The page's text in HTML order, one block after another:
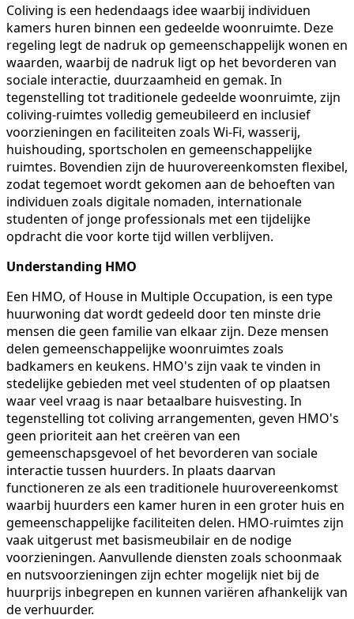
Coliving is een hedendaags idee waarbij individuen
kamers huren binnen een gedeelde woonruimte. Deze
regeling legt de nadruk op gemeenschappelijk wonen en
waarden, waarbij de nadruk ligt op het bevorderen van
sociale interactie, duurzaamheid en gemak. In
tegenstelling tot traditionele gedeelde woonruimte, zijn
coliving-ruimtes volledig gemeubileerd en inclusief
voorzieningen en faciliteiten zoals Wi-Fi, wasserij,
huishouding, sportscholen en gemeenschappelijke
ruimtes. Bovendien zijn de huurovereenkomsten flexibel,
zodat tegemoet wordt gekomen aan de behoeften van
individuen zoals digitale nomaden, internationale
studenten of jonge professionals met een tijdelijke
opdracht die voor korte tijd willen verblijven.
Understanding HMO
Een HMO, of House in Multiple Occupation, is een type
huurwoning dat wordt gedeeld door ten minste drie
mensen die geen familie van elkaar zijn. Deze mensen
delen gemeenschappelijke woonruimtes zoals
badkamers en keukens. HMO's zijn vaak te vinden in
stedelijke gebieden met veel studenten of op plaatsen
waar veel vraag is naar betaalbare huisvesting. In
tegenstelling tot coliving arrangementen, geven HMO's
geen prioriteit aan het creëren van een
gemeenschapsgevoel of het bevorderen van sociale
interactie tussen huurders. In plaats daarvan
functioneren ze als een traditionele huurovereenkomst
waarbij huurders een kamer huren in een groter huis en
gemeenschappelijke faciliteiten delen. HMO-ruimtes zijn
vaak uitgerust met basismeubilair en de nodige
voorzieningen. Aanvullende diensten zoals schoonmaak
en nutsvoorzieningen zijn echter mogelijk niet bij de
huurprijs inbegrepen en kunnen variëren afhankelijk van
de verhuurder.